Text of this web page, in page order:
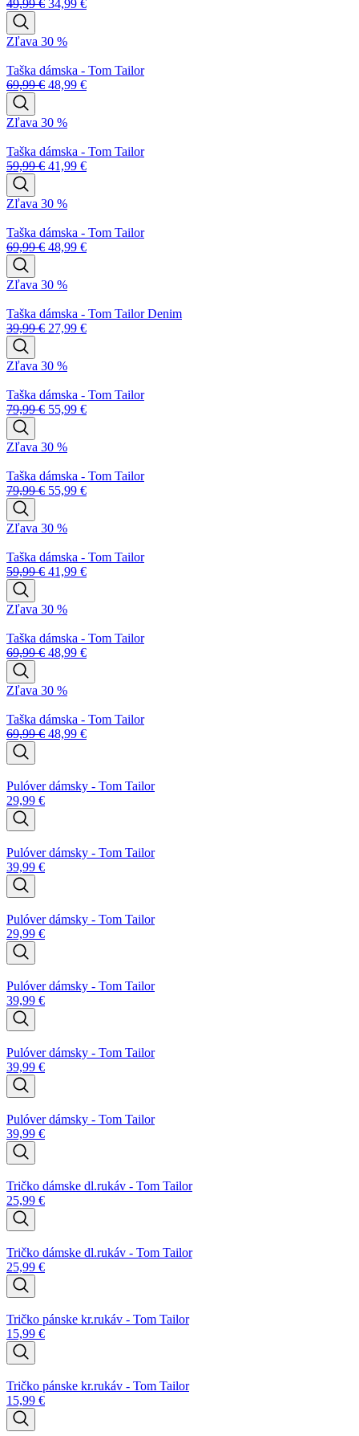
49,99€ 34,99 €
Zľava 30 %
Taška dámska - Tom Tailor
69,99€ 48,99 €
Zľava 30 %
Taška dámska - Tom Tailor
59,99€ 41,99 €
Zľava 30 %
Taška dámska - Tom Tailor
69,99€ 48,99 €
Zľava 30 %
Taška dámska - Tom Tailor Denim
39,99€ 27,99 €
Zľava 30 %
Taška dámska - Tom Tailor
79,99€ 55,99 €
Zľava 30 %
Taška dámska - Tom Tailor
79,99€ 55,99 €
Zľava 30 %
Taška dámska - Tom Tailor
59,99€ 41,99 €
Zľava 30 %
Taška dámska - Tom Tailor
69,99€ 48,99 €
Zľava 30 %
Taška dámska - Tom Tailor
69,99€ 48,99 €
Pulóver dámsky - Tom Tailor
29,99 €
Pulóver dámsky - Tom Tailor
39,99 €
Pulóver dámsky - Tom Tailor
29,99 €
Pulóver dámsky - Tom Tailor
39,99 €
Pulóver dámsky - Tom Tailor
39,99 €
Pulóver dámsky - Tom Tailor
39,99 €
Tričko dámske dl.rukáv - Tom Tailor
25,99 €
Tričko dámske dl.rukáv - Tom Tailor
25,99 €
Tričko pánske kr.rukáv - Tom Tailor
15,99 €
Tričko pánske kr.rukáv - Tom Tailor
15,99 €